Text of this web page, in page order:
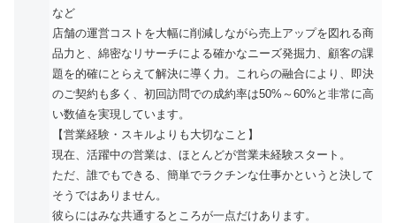
など
店舗の運営コストを大幅に削減しながら売上アップを図れる商
品力と、綿密なリサーチによる確かなニーズ発掘力、顧客の課
題を的確にとらえて解決に導く力。これらの融合により、即決
のご契約も多く、初回訪問での成約率は50%～60%と非常に高
い数値を実現しています。
【営業経験・スキルよりも大切なこと】
現在、活躍中の営業は、ほとんどが営業未経験スタート。
ただ、誰でもできる、簡単でラクチンな仕事かというと決して
そうではありません。
彼らにはみな共通するところが一点だけあります。